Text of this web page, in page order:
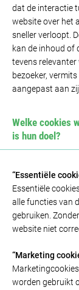
dat de interactie
website over het
sneller verloopt.
kan de inhoud of
tevens
bezoeker,
aangepast aan
Welke cookies
is hun doel?
“Essentiële
Essentiële
alle functies van
gebruiken.
website niet
“Marketing
worden gebruikt